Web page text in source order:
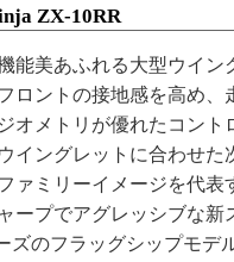
ZX-10RR
能美あふれる大型ウイン
ロントの接地感を高め、
オメトリが優れたコント
イングレットに合わせた
ァミリーイメージを代表
ープでアグレッシブな新
ズのフラッグシップモデ